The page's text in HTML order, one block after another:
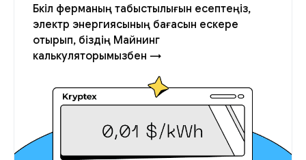
Бүкіл ферманың табыстылығын есептеңіз,
электр энергиясының бағасын ескере
отырып, біздің Майнинг
калькуляторымызбен →